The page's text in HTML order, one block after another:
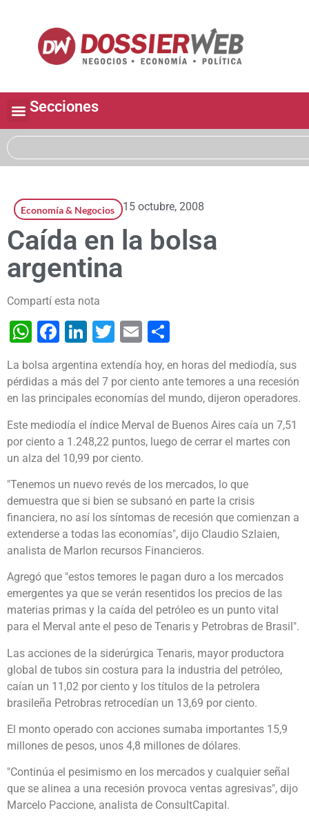
Secciones
Economía & Negocios 15 octubre, 2008
Caída en la bolsa
argentina
Compartí esta nota
WhatsApp
Facebook
LinkedIn
Twitter
Email
La bolsa argentina extendía hoy, en horas del mediodía, sus
pérdidas a más del 7 por ciento ante temores a una recesión
en las principales economías del mundo, dijeron operadores.
Este mediodía el índice Merval de Buenos Aires caía un 7,51
por ciento a 1.248,22 puntos, luego de cerrar el martes con
un alza del 10,99 por ciento.
"Tenemos un nuevo revés de los mercados, lo que
demuestra que si bien se subsanó en parte la crisis
financiera, no así los síntomas de recesión que comienzan a
extenderse a todas las economías", dijo Claudio Szlaien,
analista de Marlon recursos Financieros.
Agregó que "estos temores le pagan duro a los mercados
emergentes ya que se verán resentidos los precios de las
materias primas y la caída del petróleo es un punto vital
para el Merval ante el peso de Tenaris y Petrobras de Brasil".
Las acciones de la siderúrgica Tenaris, mayor productora
global de tubos sin costura para la industria del petróleo,
caían un 11,02 por ciento y los títulos de la petrolera
brasileña Petrobras retrocedían un 13,69 por ciento.
El monto operado con acciones sumaba importantes 15,9
millones de pesos, unos 4,8 millones de dólares.
"Continúa el pesimismo en los mercados y cualquier señal
que se alinea a una recesión provoca ventas agresivas", dijo
Marcelo Paccione, analista de ConsultCapital.